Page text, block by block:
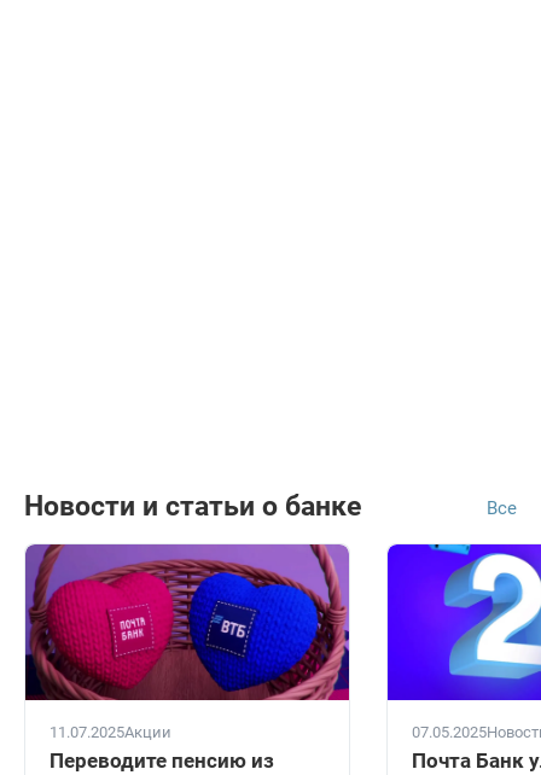
Новости и статьи о банке Все
11.07.2025Акции
Переводите пенсию из
07.05.2025
Почта Банк